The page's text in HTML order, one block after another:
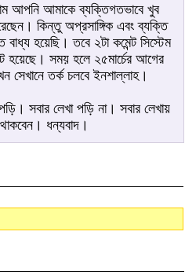
আপনি আমাকে ব্যক্তিগতভাবে খুব
কিন্তু অপ্রসাঙ্গিক এবং ব্যক্তি
হয়েছি। তবে ২টা কমেন্ট সিস্টেম
হয়েছে। সময় হলে ২৫মার্চের আগের
সেখানে তর্ক চলবে ইনশাল্লাহ।
সবার লেখা পড়ি না। সবার লেখায়
ধন্যবাদ।